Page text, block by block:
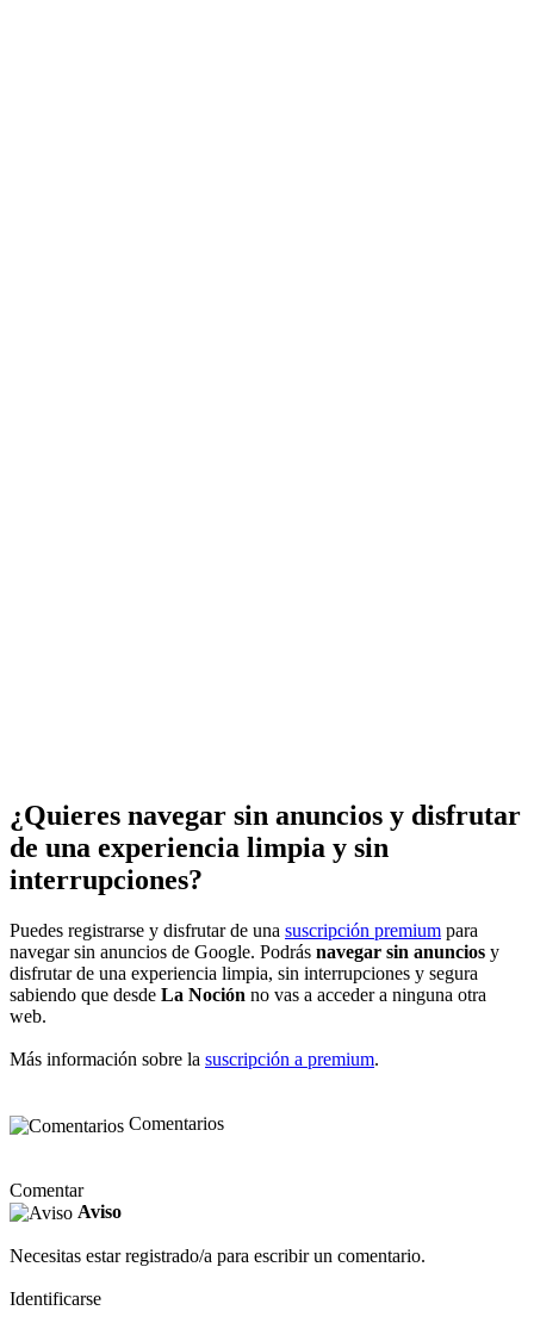
¿Quieres navegar sin anuncios y disfrutar
de una experiencia limpia y sin
interrupciones?
Puedes registrarse y disfrutar de una suscripción premium para
navegar sin anuncios de Google. Podrás navegar sin anuncios y
disfrutar de una experiencia limpia, sin interrupciones y segura
sabiendo que desde La Noción no vas a acceder a ninguna otra
web.
Más información sobre la suscripción a premium.
Comentarios
Comentar
Aviso
Necesitas estar registrado/a para escribir un comentario.
Identificarse